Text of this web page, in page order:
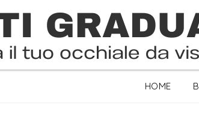
HOME